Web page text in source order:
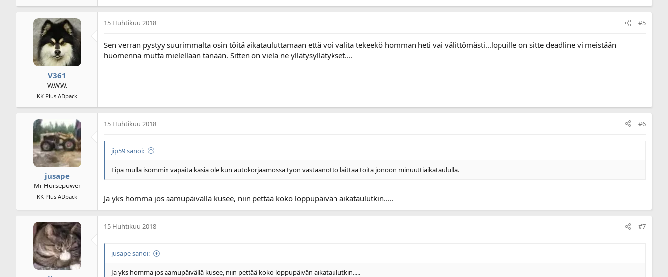
V361
W.W.W.
KK Plus ADpack
15 Huhtikuu 2018 #5
Sen verran pystyy suurimmalta osin töitä aikatauluttamaan että voi valita tekeekö homman heti vai välittömästi...lopuille on sitte deadline viimeistään
huomenna mutta mielellään tänään. Sitten on vielä ne yllätysyllätykset....
jusape
Mr Horsepower
KK Plus ADpack
15 Huhtikuu 2018 #6
jip59 sanoi:
Eipä mulla isommin vapaita käsiä ole kun autokorjaamossa työn vastaanotto laittaa töitä jonoon minuuttiaikataululla.
Ja yks homma jos aamupäivällä kusee, niin pettää koko loppupäivän aikataulutkin.....
15 Huhtikuu 2018 #7
jusape sanoi:
Ja yks homma jos aamupäivällä kusee, niin pettää koko loppupäivän aikataulutkin.....